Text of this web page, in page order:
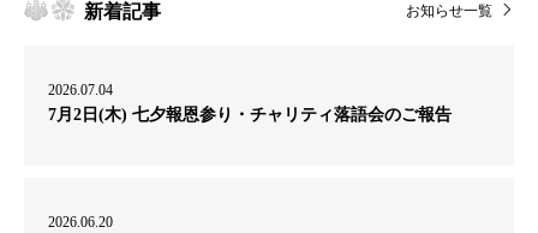
新着記事 お知らせ一覧
2026.07.04
7月2日(木) 七夕報恩参り・チャリティ落語会のご報告
2026.06.20